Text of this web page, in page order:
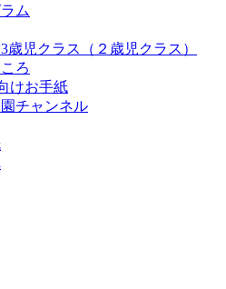
ム
歳児クラス（２歳児クラス）
ろ
けお手紙
チャンネル